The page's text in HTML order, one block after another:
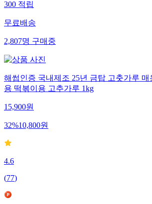
300 적립
무료배송
2,807명 구매중
해썹인증 국내제조 25년 금탑 고춧가루 매
용 떡볶이용 고추가루 1kg
15,900원
32%10,800원
4.6
(77)